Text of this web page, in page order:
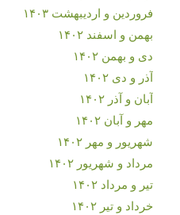
فروردین و اردیبهشت ۱۴۰۳
بهمن و اسفند ۱۴۰۲
دی و بهمن ۱۴۰۲
آذر و دی ۱۴۰۲
آبان و آذر ۱۴۰۲
مهر و آبان ۱۴۰۲
شهریور و مهر ۱۴۰۲
مرداد و شهریور ۱۴۰۲
تیر و مرداد ۱۴۰۲
خرداد و تیر ۱۴۰۲